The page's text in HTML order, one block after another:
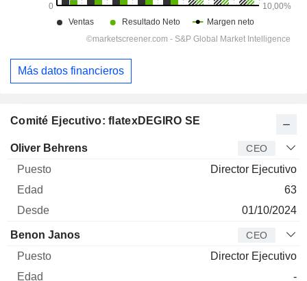
Comité Ejecutivo: flatexDEGIRO SE
Director Puesto
Oliver Behrens CEO
Director Ejecutivo
63
01/10/2024
Benon Janos CEO
Director Ejecutivo
-
Más datos financieros